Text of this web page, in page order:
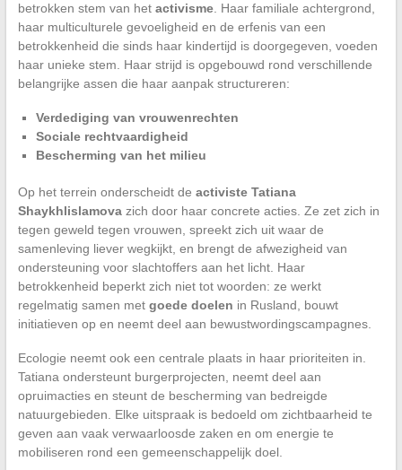
betrokken stem van het activisme. Haar familiale achtergrond,
haar multiculturele gevoeligheid en de erfenis van een
betrokkenheid die sinds haar kindertijd is doorgegeven, voeden
haar unieke stem. Haar strijd is opgebouwd rond verschillende
belangrijke assen die haar aanpak structureren:
Verdediging van vrouwenrechten
Sociale rechtvaardigheid
Bescherming van het milieu
Op het terrein onderscheidt de activiste Tatiana
Shaykhlislamovazich door haar concrete acties. Ze zet zich in
tegen geweld tegen vrouwen, spreekt zich uit waar de
samenleving liever wegkijkt, en brengt de afwezigheid van
ondersteuning voor slachtoffers aan het licht. Haar
betrokkenheid beperkt zich niet tot woorden: ze werkt
regelmatig samen met goede doelen in Rusland, bouwt
initiatieven op en neemt deel aan bewustwordingscampagnes.
Ecologie neemt ook een centrale plaats in haar prioriteiten in.
Tatiana ondersteunt burgerprojecten, neemt deel aan
opruimacties en steunt de bescherming van bedreigde
natuurgebieden. Elke uitspraak is bedoeld om zichtbaarheid te
geven aan vaak verwaarloosde zaken en om energie te
mobiliseren rond een gemeenschappelijk doel.